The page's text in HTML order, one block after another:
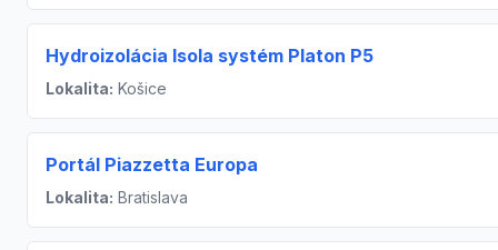
Hydroizolácia Isola systém Platon P5
Lokalita: Košice
Portál Piazzetta Europa
Lokalita: Bratislava